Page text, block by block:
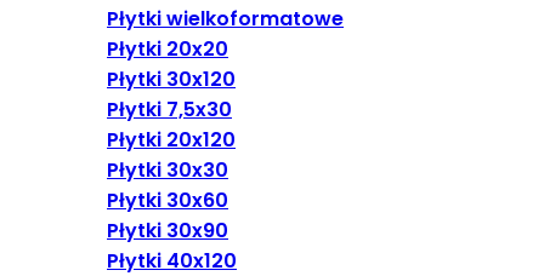
Płytki wielkoformatowe
Płytki 20x20
Płytki 30x120
Płytki 7,5x30
Płytki 20x120
Płytki 30x30
Płytki 30x60
Płytki 30x90
Płytki 40x120